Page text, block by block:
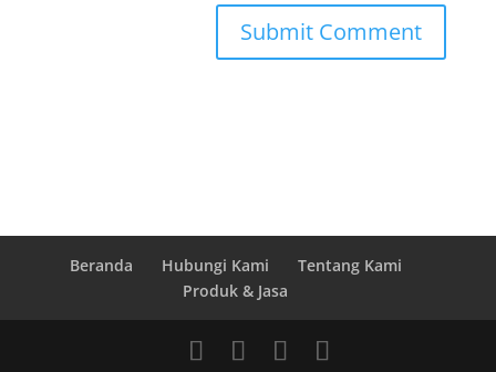
Beranda Hubungi Kami
Tentang Kami
Produk & Jasa